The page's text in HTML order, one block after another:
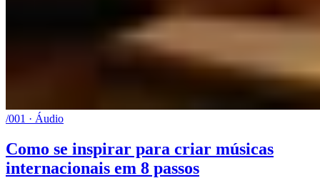
/001 · Áudio
Como se inspirar para criar músicas
internacionais em 8 passos